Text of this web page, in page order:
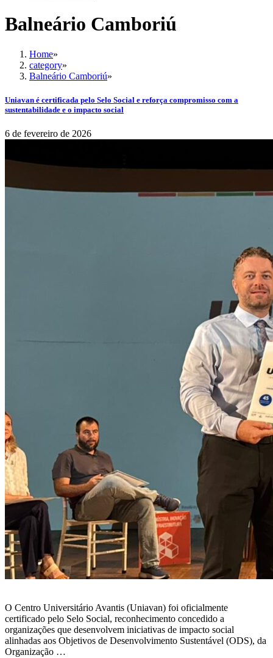
Balneário Camboriú
Home»
category»
Balneário Camboriú»
Uniavan é certificada pelo Selo Social e reforça compromisso com a
sustentabilidade e o impacto social
6 de fevereiro de 2026
O Centro Universitário Avantis (Uniavan) foi oficialmente
certificado pelo Selo Social, reconhecimento concedido a
organizações que desenvolvem iniciativas de impacto social
alinhadas aos Objetivos de Desenvolvimento Sustentável (ODS), da
Organização …